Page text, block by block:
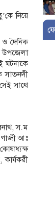
নিয়ে
ও দৈনিক
উপজেলা
ঘটনাকে
সাতনদী
সাথে
স.ম
গাজী আঃ